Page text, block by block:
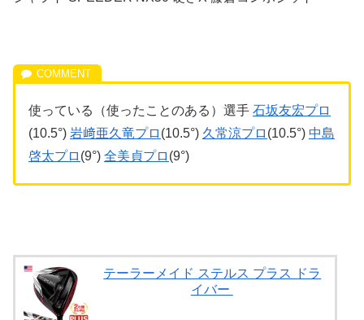
使っている（使ったことのある）選手 石坂友宏プロ
(10.5°) 岩﨑亜久竜プロ (10.5°) 久常涼プロ (10.5°) 中島
啓太プロ (9°) 全美貞プロ (9°)
テーラーメイド ステルス プラス ドラ
イバー